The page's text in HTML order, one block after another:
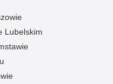
Lubelskim